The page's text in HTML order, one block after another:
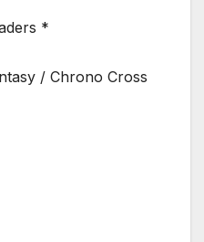
*
/ Chrono Cross